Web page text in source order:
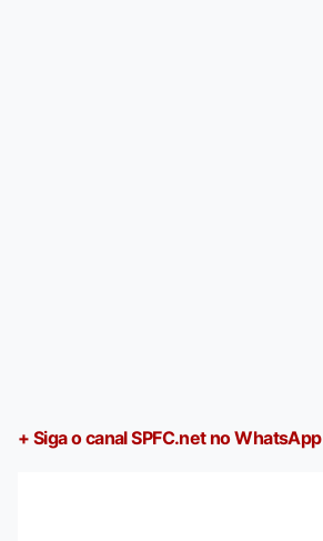
+ Siga o canal SPFC.net no WhatsApp